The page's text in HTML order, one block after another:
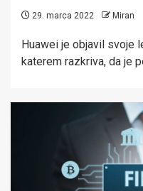
29. marca 2022 Miran
Huawei je objavil svoje
katerem razkriva, da je